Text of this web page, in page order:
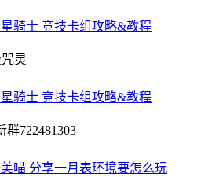
骑士 竞技卡组攻略&教程
灵
骑士 竞技卡组攻略&教程
群722481303
喵 分享一月表环境要怎么玩